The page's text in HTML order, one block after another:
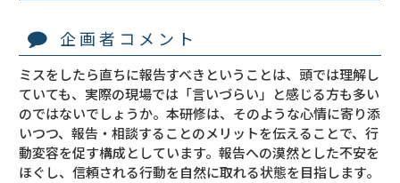
企画者コメント
ミスをしたら直ちに報告すべきということは、頭では理解し
ていても、実際の現場では「言いづらい」と感じる方も多い
のではないでしょうか。本研修は、そのような心情に寄り添
いつつ、報告・相談することのメリットを伝えることで、行
動変容を促す構成としています。報告への漠然とした不安を
ほぐし、信頼される行動を自然に取れる状態を目指します。